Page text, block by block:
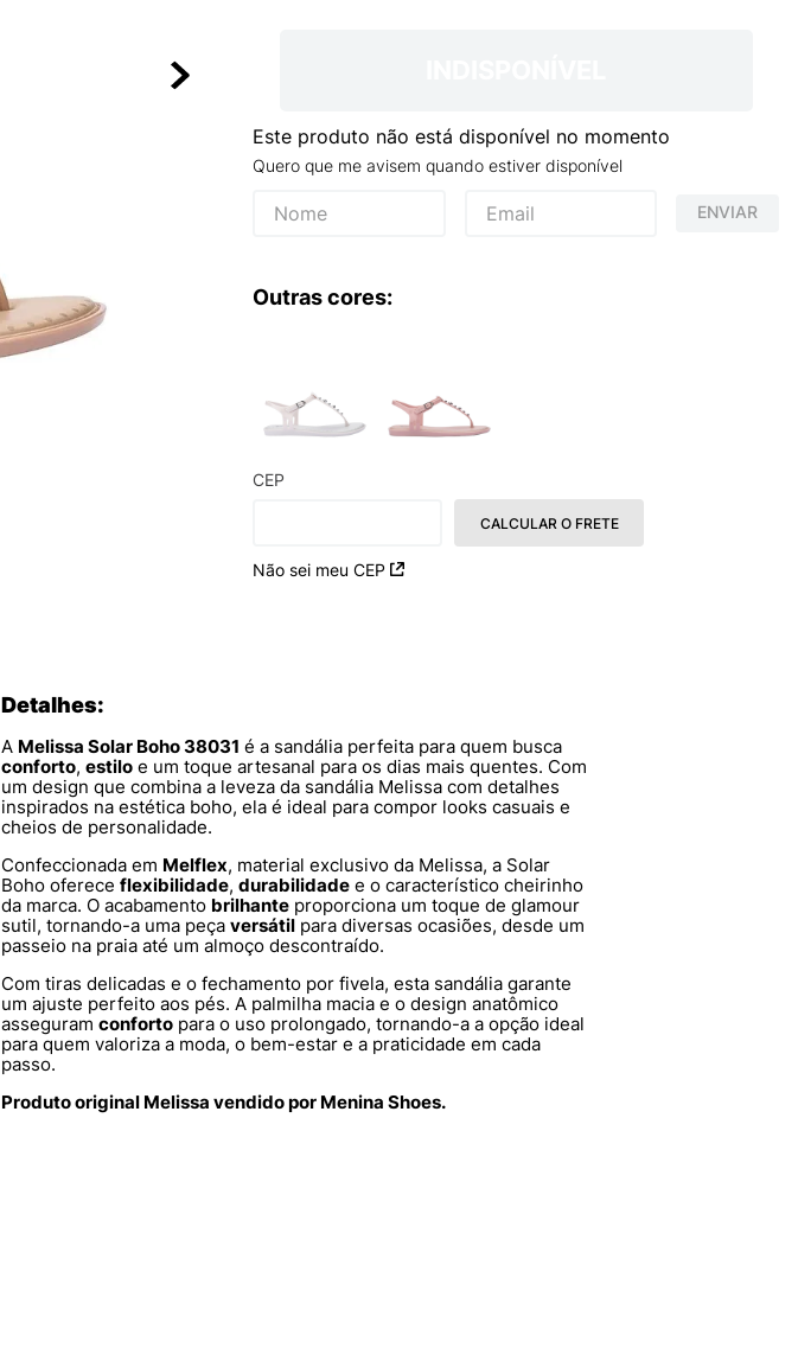
Este produto não está disponível no momento
Quero que me avisem quando estiver disponível
ENVIAR
Outras cores:
CEP
Não sei meu CEP
CALCULAR O FRETE
Detalhes:
A Melissa Solar Boho 38031 é a sandália perfeita para quem busca
conforto, estilo e um toque artesanal para os dias mais quentes. Com
um design que combina a leveza da sandália Melissa com detalhes
inspirados na estética boho, ela é ideal para compor looks casuais e
cheios de personalidade.
Confeccionada em Melflex, material exclusivo da Melissa, a Solar
Boho oferece flexibilidade, durabilidade e o característico cheirinho
da marca. O acabamento brilhante proporciona um toque de glamour
sutil, tornando-a uma peça versátil para diversas ocasiões, desde um
passeio na praia até um almoço descontraído.
Com tiras delicadas e o fechamento por fivela, esta sandália garante
um ajuste perfeito aos pés. A palmilha macia e o design anatômico
asseguram conforto para o uso prolongado, tornando-a a opção ideal
para quem valoriza a moda, o bem-estar e a praticidade em cada
passo.
Produto original Melissa vendido por Menina Shoes.